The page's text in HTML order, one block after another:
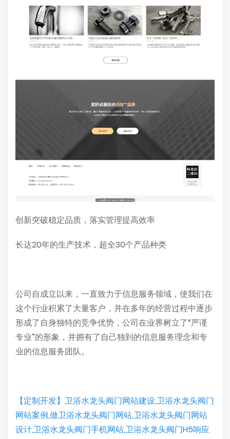
创新突破稳定品质，落实管理提高效率
长达20年的生产技术，超全30个产品种类
公司自成立以来，一直致力于信息服务领域，使我们在
这个行业积累了大量客户，并在多年的经营过程中逐步
形成了自身独特的竞争优势，公司在业界树立了“严谨
专业”的形象，并拥有了自己独到的信息服务理念和专
业的信息服务团队。
【定制开发】卫浴水龙头阀门网站建设,卫浴水龙头阀门
网站案例,做卫浴水龙头阀门网站,卫浴水龙头阀门网站
设计,卫浴水龙头阀门手机网站,卫浴水龙头阀门H5响应